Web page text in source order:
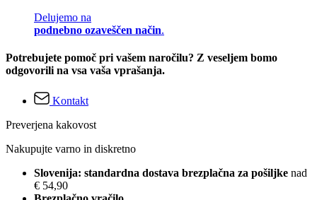
Delujemo na
podnebno ozaveščen način.
Potrebujete pomoč pri vašem naročilu? Z veseljem bomo
odgovorili na vsa vaša vprašanja.
Kontakt
Preverjena kakovost
Nakupujte varno in diskretno
Slovenija: standardna dostava brezplačna za pošiljke nad
€ 54,90